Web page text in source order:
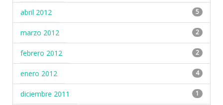
abril 2012 5
marzo 2012 2
febrero 2012 2
enero 2012 4
diciembre 2011 1